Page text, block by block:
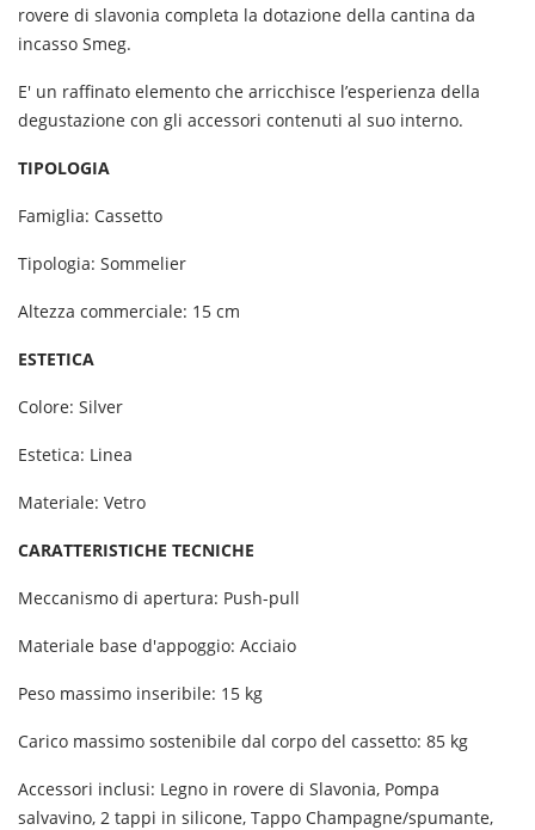
rovere di slavonia completa la dotazione della cantina da
incasso Smeg.
E' un raffinato elemento che arricchisce l’esperienza della
degustazione con gli accessori contenuti al suo interno.
TIPOLOGIA
Famiglia: Cassetto
Tipologia: Sommelier
Altezza commerciale: 15 cm
ESTETICA
Colore: Silver
Estetica: Linea
Materiale: Vetro
CARATTERISTICHE TECNICHE
Meccanismo di apertura: Push-pull
Materiale base d'appoggio: Acciaio
Peso massimo inseribile: 15 kg
Carico massimo sostenibile dal corpo del cassetto: 85 kg
Accessori inclusi: Legno in rovere di Slavonia, Pompa
salvavino, 2 tappi in silicone, Tappo Champagne/spumante,